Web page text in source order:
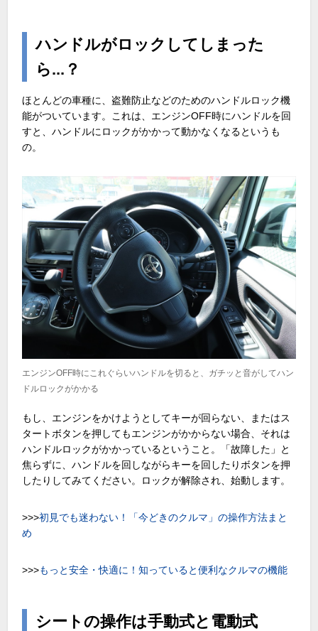
ハンドルがロックしてしまった
ら...？
ほとんどの車種に、盗難防止などのためのハンドルロック機
能がついています。これは、エンジンOFF時にハンドルを回
すと、ハンドルにロックがかかって動かなくなるというも
の。
エンジンOFF時にこれぐらいハンドルを切ると、ガチッと音がしてハン
ドルロックがかかる
もし、エンジンをかけようとしてキーが回らない、またはス
タートボタンを押してもエンジンがかからない場合、それは
ハンドルロックがかかっているということ。「故障した」と
焦らずに、ハンドルを回しながらキーを回したりボタンを押
したりしてみてください。ロックが解除され、始動します。
>>>初見でも迷わない！「今どきのクルマ」の操作方法まと
め
>>>もっと安全・快適に！知っていると便利なクルマの機能
シートの操作は手動式と電動式